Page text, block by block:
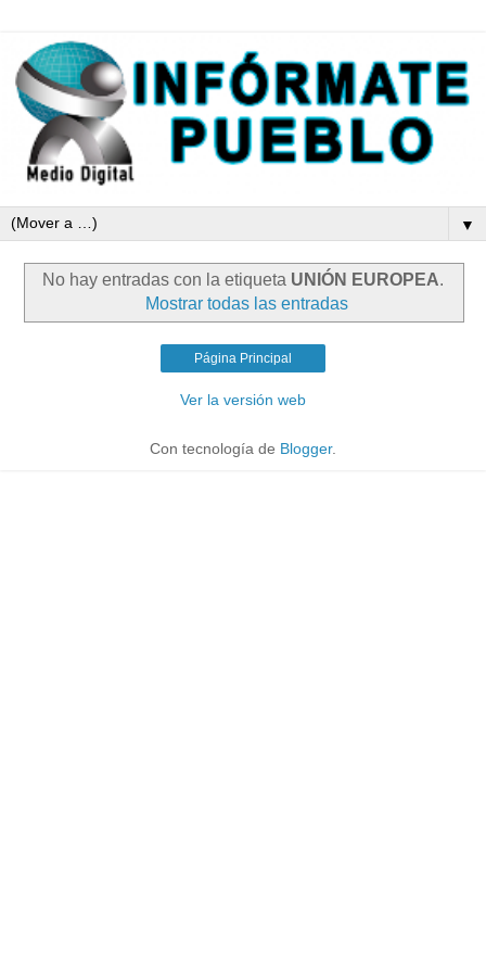
▼
No hay entradas con la etiqueta UNIÓN EUROPEA.
Mostrar todas las entradas
Página Principal
Ver la versión web
Con tecnología de Blogger.